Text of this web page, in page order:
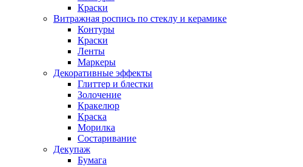
Краски
Витражная роспись по стеклу и керамике
Контуры
Краски
Ленты
Маркеры
Декоративные эффекты
Глиттер и блестки
Золочение
Кракелюр
Краска
Морилка
Состаривание
Декупаж
Бумага